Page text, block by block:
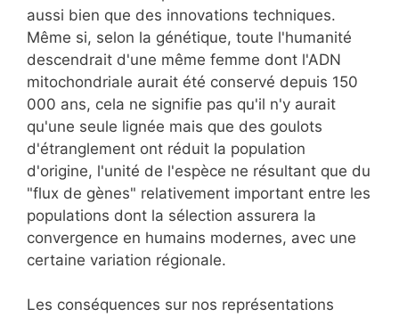
aussi bien que des innovations techniques.
Même si, selon la génétique, toute l'humanité
descendrait d'une même femme dont l'ADN
mitochondriale aurait été conservé depuis 150
000 ans, cela ne signifie pas qu'il n'y aurait
qu'une seule lignée mais que des goulots
d'étranglement ont réduit la population
d'origine, l'unité de l'espèce ne résultant que du
"flux de gènes" relativement important entre les
populations dont la sélection assurera la
convergence en humains modernes, avec une
certaine variation régionale.
Les conséquences sur nos représentations